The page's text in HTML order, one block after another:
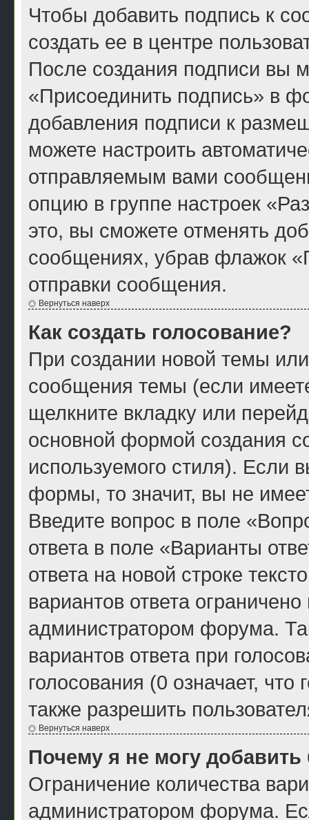
Чтобы добавить подпись к
создать ее в центре
После создания подписи вы
«Присоединить подпись» в
добавления подписи к
можете настроить
отправляемым вами
опцию в группе настроек
это, вы сможете отменять
сообщениях, убрав флажок
отправки сообщения.
Вернуться наверх
Как создать голосование?
При создании новой темы
сообщения темы (если
щелкните вкладку или
основной формой создания
используемого стиля). Если
формы, то значит, вы не
Введите вопрос в поле
ответа в поле «Варианты
ответа на новой строке
вариантов ответа
администратором форума.
вариантов ответа при
голосования (0 означает,
также разрешить
Вернуться наверх
Почему я не могу
Ограничение количества
администратором форума.